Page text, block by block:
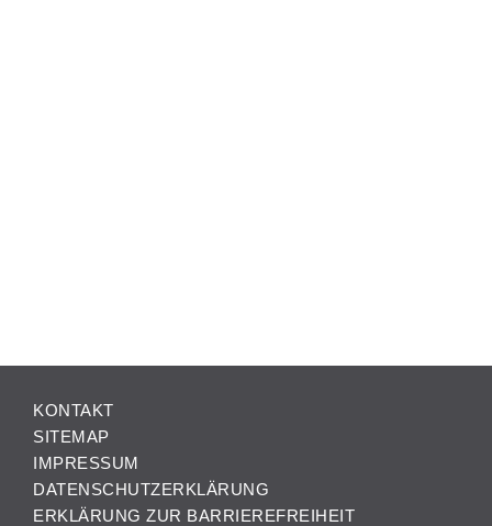
KONTAKT
SITEMAP
IMPRESSUM
DATENSCHUTZERKLÄRUNG
ERKLÄRUNG ZUR BARRIEREFREIHEIT